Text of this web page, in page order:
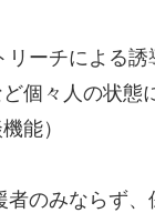
ーチによる誘
個々人の状態
能）
のみならず、